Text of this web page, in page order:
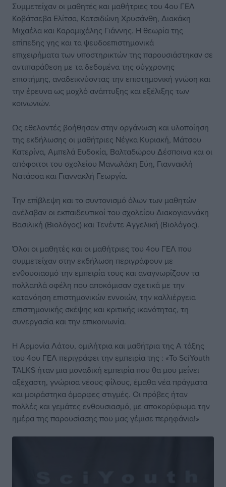
Συμμετείχαν οι μαθητές και μαθήτριες του 4ου ΓΕΛ
Κοβάτσεβα Ελίτσα, Κατσιδώνη Χρυσάνθη, Διακάκη
Μιχαέλα και Καραμιχάλης Γιάννης. Η θεωρία της
επίπεδης γης και τα ψευδοεπιστημονικά
επιχειρήματα των υποστηρικτών της παρουσιάστηκαν σε
αντιπαράθεση με τα δεδομένα της σύγχρονης
επιστήμης, αναδεικνύοντας την επιστημονική γνώση και
την έρευνα ως μοχλό ανάπτυξης και εξέλιξης των
κοινωνιών.
Ως εθελοντές βοήθησαν στην οργάνωση και υλοποίηση
της εκδήλωσης οι μαθήτριες Νέγκα Κυριακή, Μάτσου
Κατερίνα, Αμπελά Ευδοκία, Βαλταδώρου Δέσποινα και οι
απόφοιτοι του σχολείου Μανωλάκη Εύη, Γιαννακλή
Νατάσσα και Γιαννακλή Γεωργία.
Την επίβλεψη και το συντονισμό όλων των μαθητών
ανέλαβαν οι εκπαιδευτικοί του σχολείου Διακογιαννάκη
Βασιλική (Βιολόγος) και Τενέντε Αγγελική (Βιολόγος).
Όλοι οι μαθητές και οι μαθήτριες του 4ου ΓΕΛ που
συμμετείχαν στην εκδήλωση περιγράφουν με
ενθουσιασμό την εμπειρία τους και αναγνωρίζουν τα
πολλαπλά οφέλη που αποκόμισαν σχετικά με την
κατανόηση επιστημονικών εννοιών, την καλλιέργεια
επιστημονικής σκέψης και κριτικής ικανότητας, τη
συνεργασία και την επικοινωνία.
Η Αρμονία Λάτου, ομιλήτρια και μαθήτρια της Α τάξης
του 4ου ΓΕΛ περιγράφει την εμπειρία της : «Το SciYouth
TALKS ήταν μια μοναδική εμπειρία που θα μου μείνει
αξέχαστη, γνώρισα νέους φίλους, έμαθα νέα πράγματα
και μοιράστηκα όμορφες στιγμές. Οι πρόβες ήταν
πολλές και γεμάτες ενθουσιασμό, με αποκορύφωμα την
ημέρα της παρουσίασης που μας γέμισε περηφάνια!»